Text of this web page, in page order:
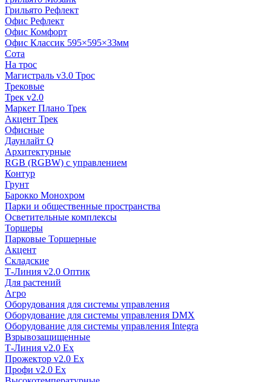
Грильято Рефлект
Офис Рефлект
Офис Комфорт
Офис Классик 595×595×33мм
Сота
На трос
Магистраль v3.0 Трос
Трековые
Трек v2.0
Маркет Плано Трек
Акцент Трек
Офисные
Даунлайт Q
Архитектурные
RGB (RGBW) с управлением
Контур
Грунт
Барокко Монохром
Парки и общественные пространства
Осветительные комплексы
Торшеры
Парковые Торшерные
Акцент
Складские
Т-Линия v2.0 Оптик
Для растений
Агро
Оборудования для системы управления
Оборудование для системы управления DMX
Оборудование для системы управления Integra
Взрывозащищенные
Т-Линия v2.0 Ex
Прожектор v2.0 Ex
Профи v2.0 Ex